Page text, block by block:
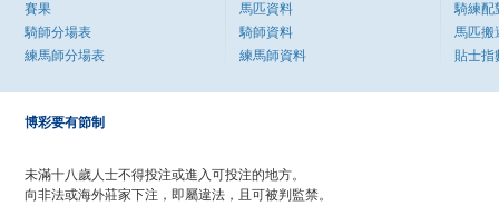
賽果
騎師分場表
練馬師分場表
馬匹資料
騎師資料
練馬師資料
騎練配
馬匹搬
貼士指
博彩要有節制
未滿十八歲人士不得投注或進入可投注的地方。
向非法或海外莊家下注，即屬違法，且可被判監禁。